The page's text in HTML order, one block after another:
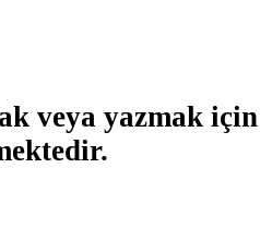
veya yazmak